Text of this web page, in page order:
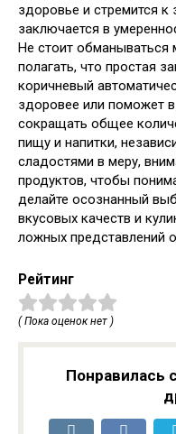
здоровье и стремится
заключается в
Не стоит обманываться
полагать, что простая
коричневый
здоровее или поможет
сокращать общее
пищу и напитки,
сладостями в меру,
продуктов, чтобы
делайте осознанный
вкусовых качеств и
ложных представлений о
Рейтинг
( Пока оценок нет )
Понравилась